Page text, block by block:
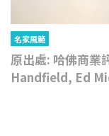
名家風範
原出處: 哈佛商
Handfield, Ed